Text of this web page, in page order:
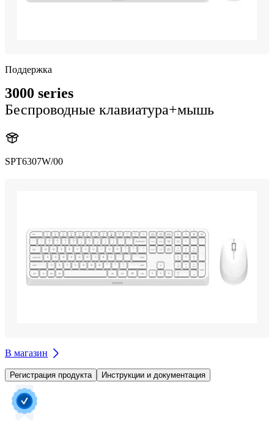
Поддержка
3000 series
Беспроводные клавиатура+мышь
SPT6307W/00
В магазин
Регистрация продукта Инструкции и документация